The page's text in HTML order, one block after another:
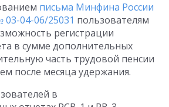
письма Минфина России
03-04-06/25031 пользователям
регистрации
в сумме дополнительных
часть трудовой пенсии
после месяца удержания.
в